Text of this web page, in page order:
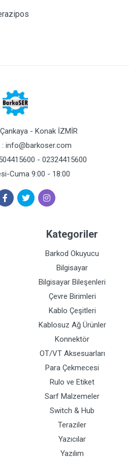
- Konak İZMİR
: info@barkoser.com
- 02324415600
Cuma 9:00 - 18:00
Kategoriler
Barkod Okuyucu
Bilgisayar
Bilgisayar Bileşenleri
Çevre Birimleri
Kablo Çeşitleri
Kablosuz Ağ Ürünler
Konnektör
OT/VT Aksesuarları
Para Çekmecesi
Rulo ve Etiket
Sarf Malzemeler
Switch & Hub
Teraziler
Yazıcılar
Yazılım